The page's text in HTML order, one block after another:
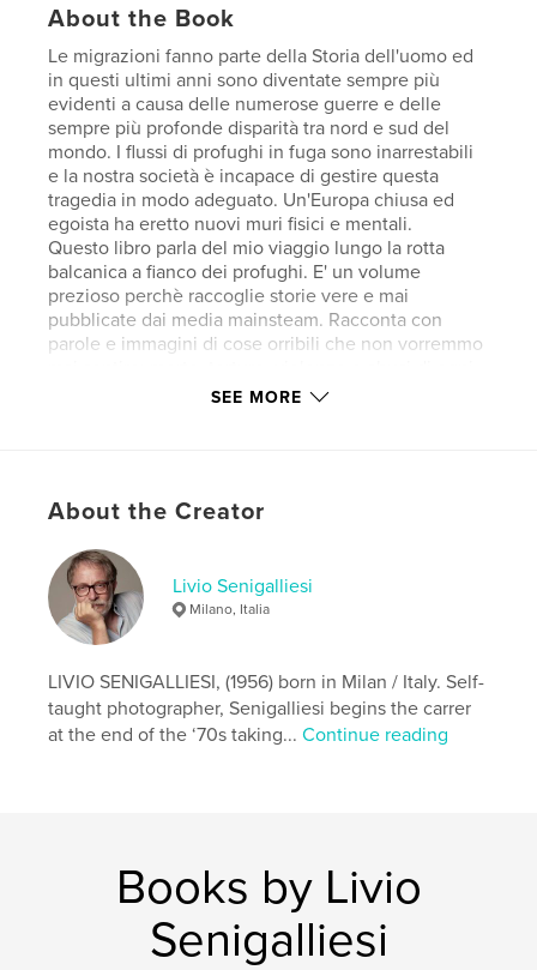
About the Book
Le migrazioni fanno parte della Storia dell'uomo ed
in questi ultimi anni sono diventate sempre più
evidenti a causa delle numerose guerre e delle
sempre più profonde disparità tra nord e sud del
mondo. I flussi di profughi in fuga sono inarrestabili
e la nostra società è incapace di gestire questa
tragedia in modo adeguato. Un'Europa chiusa ed
egoista ha eretto nuovi muri fisici e mentali.
Questo libro parla del mio viaggio lungo la rotta
balcanica a fianco dei profughi. E' un volume
prezioso perchè raccoglie storie vere e mai
pubblicate dai media mainsteam. Racconta con
parole e immagini di cose orribili che non vorremmo
tipo. Si parla di traumi, frontiere invalicabili e di
Author website
http://www.liviosenigalliesi.com
Features & Details
Primary Category: Literature & Fiction Books
Project Option: 5×8 in, 13×20 cm
# of Pages:104
LanguageItalian
, profughi , rotta balcanica
SEE MORE
About the Creator
Livio Senigalliesi
Milano, Italia
LIVIO SENIGALLIESI, (1956) born in Milan / Italy. Self-
taught photographer, Senigalliesi begins the carrer
at the end of the ‘70s taking...Continue reading
Books by Livio
Senigalliesi